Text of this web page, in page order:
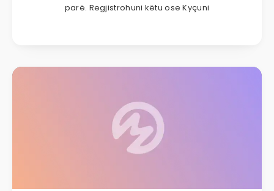
parë. Regjistrohuni këtu ose Kyçuni